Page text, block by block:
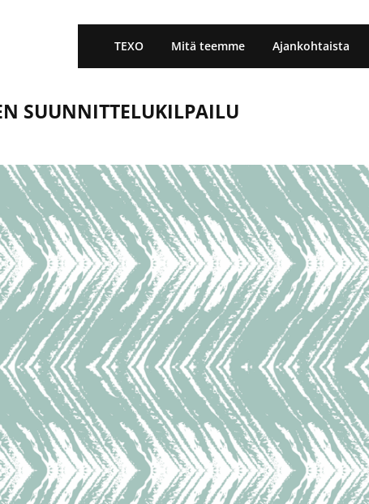
TEXO Mitä teemme Ajankohtaista
SUUNNITTELUKILPAILU